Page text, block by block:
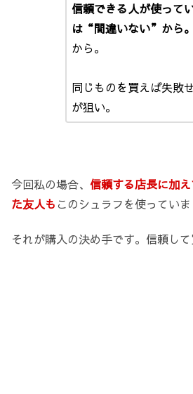
信頼できる人が使って
は“間違いない”から。
から。
同じものを買えば失敗
が狙い。
今回私の場合、 信頼する店長に加
た友人も このシュラフを使っていま
それが購入の決め手です。信頼して